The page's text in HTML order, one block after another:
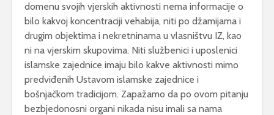
domenu svojih vjerskih aktivnosti nema informacije o
bilo kakvoj koncentraciji vehabija, niti po džamijama i
drugim objektima i nekretninama u vlasništvu IZ, kao
ni na vjerskim skupovima. Niti službenici i uposlenici
islamske zajednice imaju bilo kakve aktivnosti mimo
predviđenih Ustavom islamske zajednice i
bošnjačkom tradicijom. Zapažamo da po ovom pitanju
bezbjedonosni organi nikada nisu imali sa nama